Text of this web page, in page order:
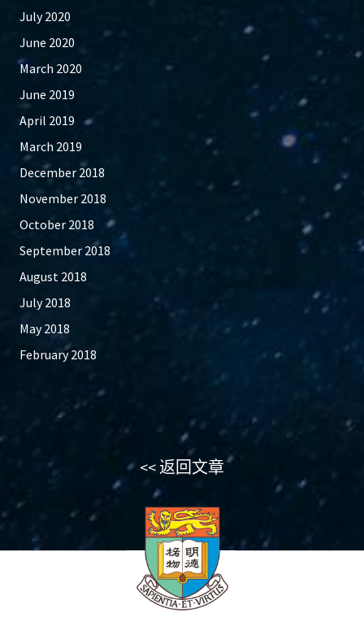
July 2020
June 2020
March 2020
June 2019
April 2019
March 2019
December 2018
November 2018
October 2018
September 2018
August 2018
July 2018
May 2018
February 2018
<< 返回文章